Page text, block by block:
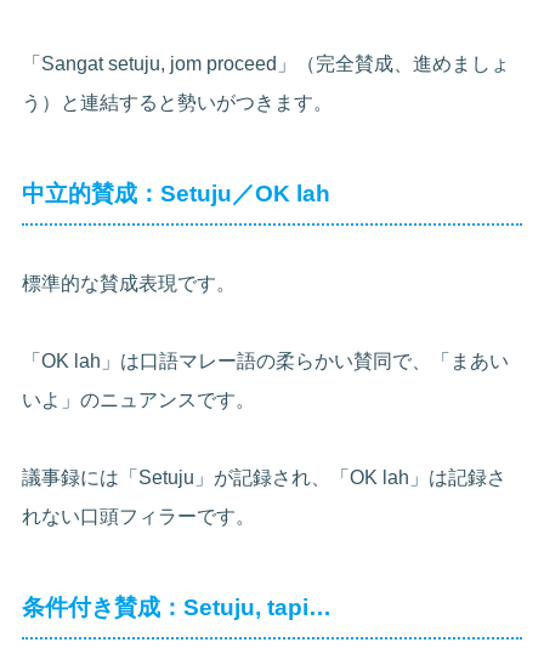
「Sangat setuju, jom proceed」（完全賛成、進めましょ
う）と連結すると勢いがつきます。
中立的賛成：Setuju／OK lah
標準的な賛成表現です。
「OK lah」は口語マレー語の柔らかい賛同で、「まあい
いよ」のニュアンスです。
議事録には「Setuju」が記録され、「OK lah」は記録さ
れない口頭フィラーです。
条件付き賛成：Setuju, tapi…